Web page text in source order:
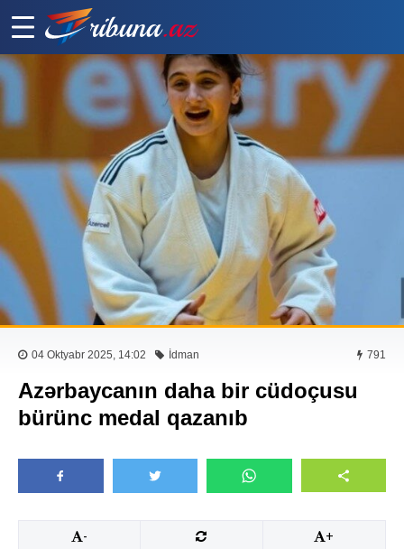
04 Oktyabr 2025, 14:02 İdman 791
Azərbaycanın daha bir cüdoçusu
bürünc medal qazanıb
- +